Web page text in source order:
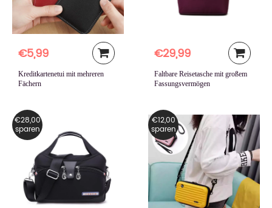
€5,99
Kreditkartenetui mit mehreren
Fächern
€29,99
Faltbare Reisetasche mit großem
Fassungsvermögen
€28,00
sparen
€12,00
sparen